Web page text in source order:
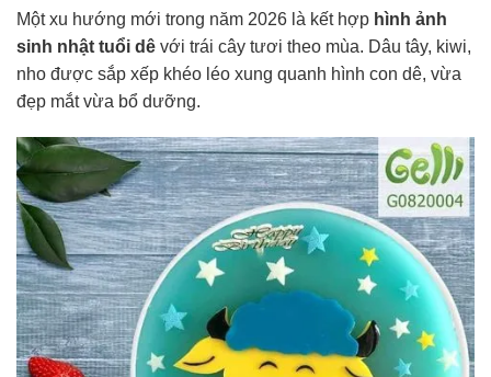
Một xu hướng mới trong năm 2026 là kết hợp hình ảnh
sinh nhật tuổi dê với trái cây tươi theo mùa. Dâu tây, kiwi,
nho được sắp xếp khéo léo xung quanh hình con dê, vừa
đẹp mắt vừa bổ dưỡng.